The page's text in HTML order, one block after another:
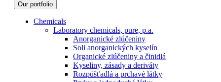
Our portfolio
Chemicals
Laboratory chemicals, pure, p.a.
Anorganické zlúčeniny
Soli anorganických kyselín
Organické zlúčeniny a činidlá
Kyseliny, zásady a deriváty
Rozpúšťadlá a prchavé látky